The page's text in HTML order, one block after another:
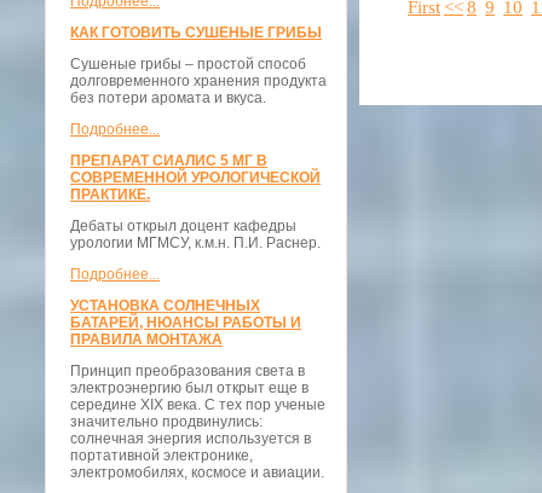
КАК ГОТОВИТЬ СУШЕНЫЕ ГРИБЫ
Сушеные грибы – простой способ
долговременного хранения продукта
без потери аромата и вкуса.
Подробнее...
ПРЕПАРАТ СИАЛИС 5 МГ В
СОВРЕМЕННОЙ УРОЛОГИЧЕСКОЙ
ПРАКТИКЕ.
Дебаты открыл доцент кафедры
урологии МГМСУ, к.м.н. П.И. Раснер.
Подробнее...
УСТАНОВКА СОЛНЕЧНЫХ
БАТАРЕЙ, НЮАНСЫ РАБОТЫ И
ПРАВИЛА МОНТАЖА
Принцип преобразования света в
электроэнергию был открыт еще в
середине XIX века. С тех пор ученые
значительно продвинулись:
солнечная энергия используется в
портативной электронике,
электромобилях, космосе и авиации.
First<<8 9 10